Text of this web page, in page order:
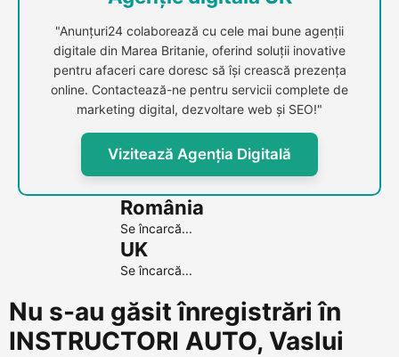
"Anunțuri24 colaborează cu cele mai bune agenții
digitale din Marea Britanie, oferind soluții inovative
pentru afaceri care doresc să își crească prezența
online. Contactează-ne pentru servicii complete de
marketing digital, dezvoltare web și SEO!"
Vizitează Agenția Digitală
România
Se încarcă...
UK
Se încarcă...
Nu s-au găsit înregistrări în
INSTRUCTORI AUTO, Vaslui